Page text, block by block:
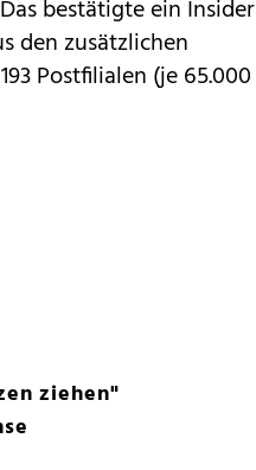
bestätigte ein Insider
den zusätzlichen
Postfilialen (je 65.000
ziehen"